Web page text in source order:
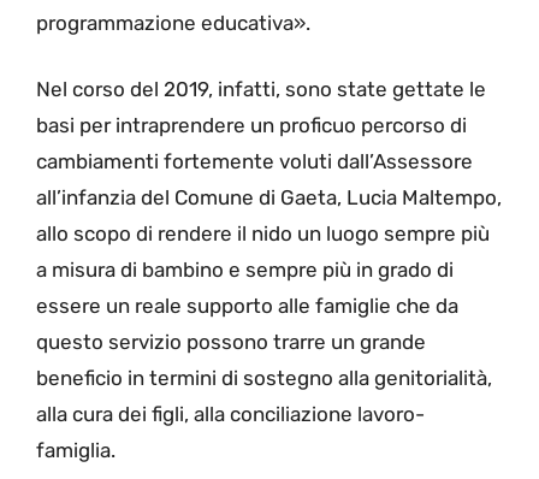
programmazione educativa».
Nel corso del 2019, infatti, sono state gettate le
basi per intraprendere un proficuo percorso di
cambiamenti fortemente voluti dall’Assessore
all’infanzia del Comune di Gaeta, Lucia Maltempo,
allo scopo di rendere il nido un luogo sempre più
a misura di bambino e sempre più in grado di
essere un reale supporto alle famiglie che da
questo servizio possono trarre un grande
beneficio in termini di sostegno alla genitorialità,
alla cura dei figli, alla conciliazione lavoro-
famiglia.